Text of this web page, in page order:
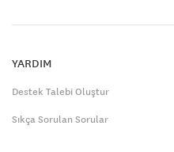
YARDIM
Destek Talebi Oluştur
Sıkça Sorulan Sorular